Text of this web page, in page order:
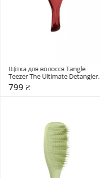
Щітка для волосся Tangle
Teezer The Ultimate Detangler
Chrome Mini
799 ₴